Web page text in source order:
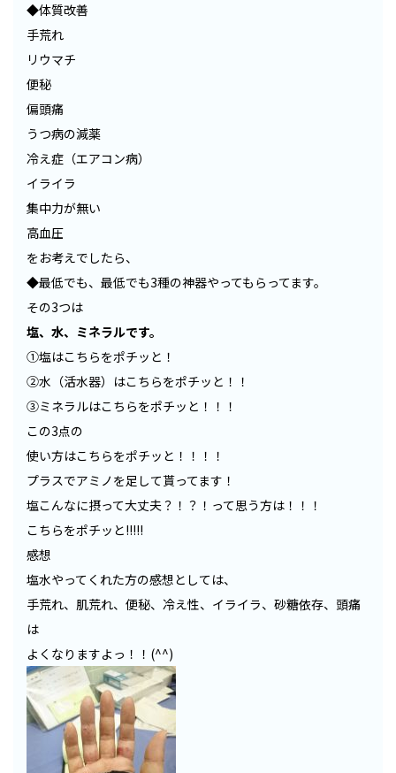
◆体質改善
手荒れ
リウマチ
便秘
偏頭痛
うつ病の減薬
冷え症（エアコン病）
イライラ
集中力が無い
高血圧
をお考えでしたら、
◆最低でも、最低でも3種の神器やってもらってます。
その3つは
塩、水、ミネラルです。
①塩はこちらをポチッと！
②水（活水器）はこちらをポチッと！！
③ミネラルはこちらをポチッと！！！
この3点の
使い方はこちらをポチッと！！！！
プラスでアミノを足して貰ってます！
塩こんなに摂って大丈夫？！？！って思う方は！！！
こちらをポチッと!!!!!
感想
塩水やってくれた方の感想としては、
手荒れ、肌荒れ、便秘、冷え性、イライラ、砂糖依存、頭痛
は
よくなりますよっ！！(^^)